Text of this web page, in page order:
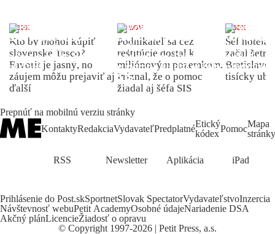
INDEX
Kto by mohol kúpiť
slovenské Tesco?
Favorit je jasný, no
záujem môžu prejaviť aj
ďalší
DOMOV
Podnikateľ sa cez
reštitúcie dostal k
miliónovým pozemkom.
Priznal, že o pomoc
žiadal aj šéfa SIS
INDEX
Šéf
začal
Bratislave
tisícky
Prepnúť na mobilnú verziu stránky
KontaktyRedakciaVydavateľPredplatnéEtický
kódexPomocMapa
stránky
RSS Newsletter Aplikácia iPad
Prihlásenie do Post.skSportnetSlovak SpectatorVydavateľstvoInzercia
Návštevnosť webuPetit AcademyOsobné údajeNariadenie DSA
Akčný plánLicencieŽiadosť o opravu
© Copyright 1997-2026 | Petit Press, a.s.